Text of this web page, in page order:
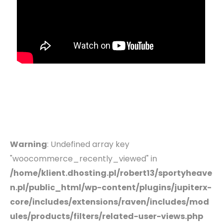
Warning: Undefined array key
"woocommerce_recently_viewed" in
/home/klient.dhosting.pl/robert13/sportyheave
n.pl/public_html/wp-content/plugins/jupiterx-
core/includes/extensions/raven/includes/mod
ules/products/filters/related-user-views.php